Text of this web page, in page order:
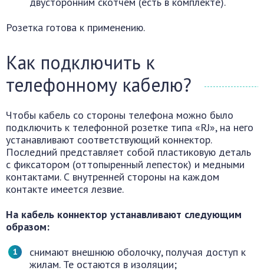
Розетка готова к применению.
Как подключить к
телефонному кабелю?
Чтобы кабель со стороны телефона можно было
подключить к телефонной розетке типа «RJ», на него
устанавливают соответствующий коннектор.
Последний представляет собой пластиковую деталь
с фиксатором (оттопыренный лепесток) и медными
контактами. С внутренней стороны на каждом
контакте имеется лезвие.
На кабель коннектор устанавливают следующим
образом:
снимают внешнюю оболочку, получая доступ к
жилам. Те остаются в изоляции;